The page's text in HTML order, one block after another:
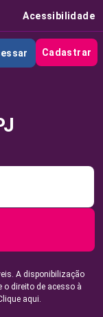
Acessibilidade
Cadastrar
A disponibilização
o direito de acesso à
aqui.